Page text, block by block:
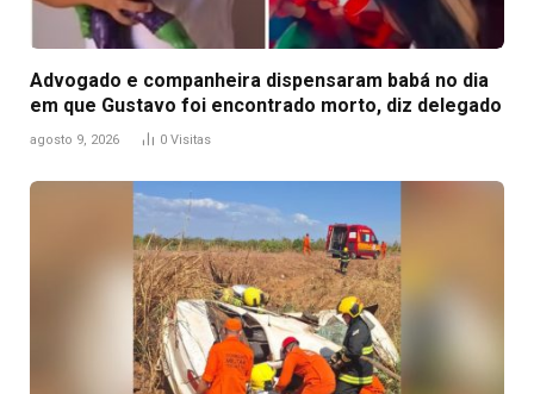
Advogado e companheira dispensaram babá no dia
em que Gustavo foi encontrado morto, diz delegado
agosto 9, 2026 0 Visitas